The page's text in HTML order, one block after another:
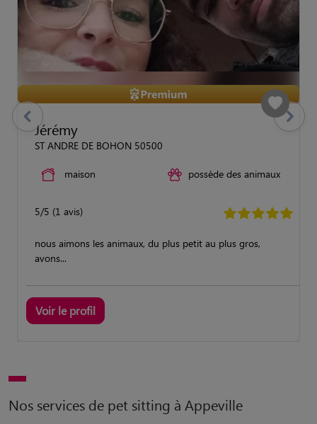
Jérémy
ST ANDRE DE BOHON 50500
maison possède des animaux
5/5 (1 avis)
nous aimons les animaux, du plus petit au plus gros,
avons...
Voir le profil
previous Suivant
Nos services de pet sitting à Appeville